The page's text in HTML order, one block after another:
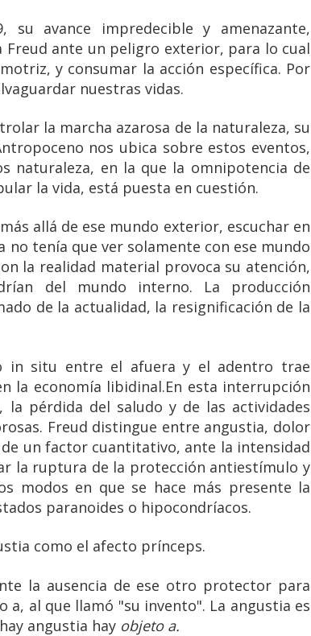
su avance impredecible y amenazante,
ante un peligro exterior, para lo cual
y consumar la acción específica. Por
nuestras vidas.
la marcha azarosa de la naturaleza, su
nos ubica sobre estos eventos,
naturaleza, en la que la omnipotencia de
la vida, está puesta en cuestión.
allá de ese mundo exterior, escuchar en
no tenía que ver solamente con ese mundo
la realidad material provoca su atención,
del mundo interno. La producción
de la actualidad, la resignificación de la
in situ entre el afuera y el adentro trae
la economía libidinal.En esta interrupción
pérdida del saludo y de las actividades
Freud distingue entre angustia, dolor
un factor cuantitativo, ante la intensidad
la ruptura de la protección antiestímulo y
modos en que se hace más presente la
paranoides o hipocondríacos.
como el afecto prínceps.
la ausencia de ese otro protector para
a, al que llamó "su invento". La angustia es
angustia hay objeto a.